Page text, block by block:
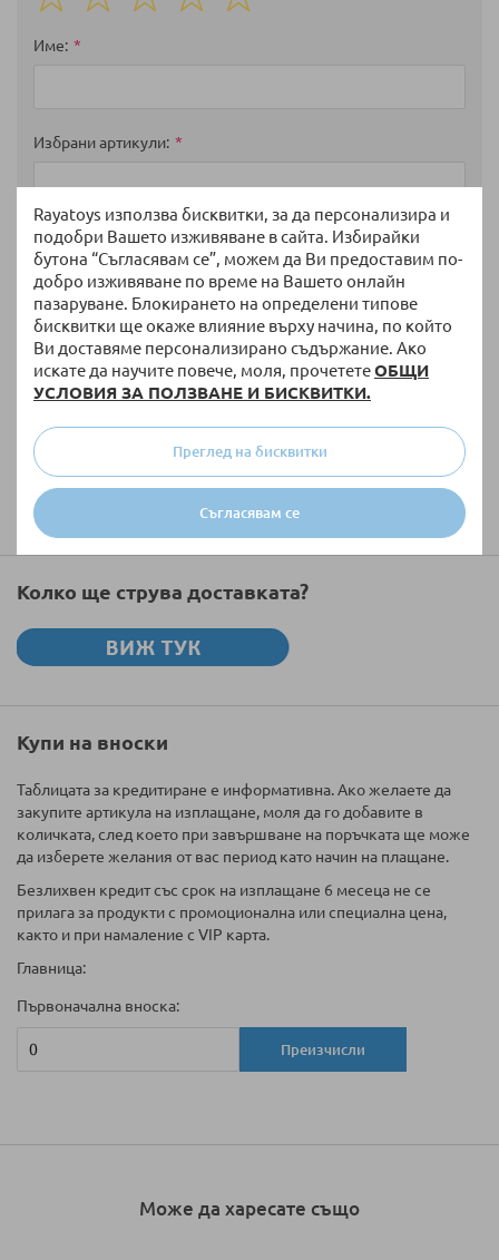
Rayatoys използва бисквитки, за да персонализира и
подобри Вашето изживяване в сайта. Избирайки
бутона “Съгласявам се”, можем да Ви предоставим по-
добро изживяване по време на Вашето онлайн
пазаруване. Блокирането на определени типове
бисквитки ще окаже влияние върху начина, по който
Ви доставяме персонализирано съдържание. Ако
искате да научите повече, моля, прочететеОБЩИ
УСЛОВИЯ ЗА ПОЛЗВАНЕ И БИСКВИТКИ.
Съгласявам се
Преглед на бисквитки
star
stars
stars
stars
stars
Име
Избрани артикули
Мнение
Колко ще струва доставката?
Купи на вноски
Таблицата за кредитиране е информативна. Ако желаете да
закупите артикула на изплащане, моля да го добавите в
количката, след което при завършване на поръчката ще може
да изберете желания от вас период като начин на плащане.
Безлихвен кредит със срок на изплащане 6 месеца не се
прилага за продукти с промоционална или специална цена,
както и при намаление с VIP карта.
Главница:
Първоначална вноска:
Преизчисли
Може да харесате също